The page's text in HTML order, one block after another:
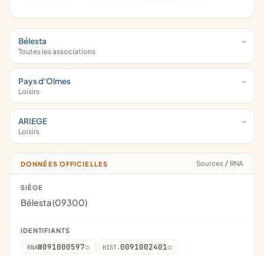
Bélesta
Toutes les associations
Pays d'Olmes
Loisirs
ARIEGE
Loisirs
DONNÉES OFFICIELLES Sources / RNA
SIÈGE
Bélesta (09300)
IDENTIFIANTS
RNAW091000597 HIST. 0091002401